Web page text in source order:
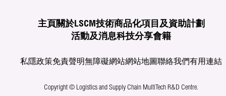
主頁關於LSCM技術商品化項目及資助計劃
活動及消息科技分享會籍
私隱政策免責聲明無障礙網站網站地圖聯絡我們有用連結
Copyright © Logistics and Supply Chain MultiTech R&D Centre.